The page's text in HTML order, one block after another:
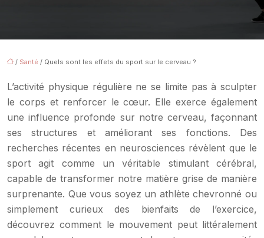
/ Santé / Quels sont les effets du sport sur le cerveau ?
L’activité physique régulière ne se limite pas à sculpter
le corps et renforcer le cœur. Elle exerce également
une influence profonde sur notre cerveau, façonnant
ses structures et améliorant ses fonctions. Des
recherches récentes en neurosciences révèlent que le
sport agit comme un véritable stimulant cérébral,
capable de transformer notre matière grise de manière
surprenante. Que vous soyez un athlète chevronné ou
simplement curieux des bienfaits de l’exercice,
découvrez comment le mouvement peut littéralement